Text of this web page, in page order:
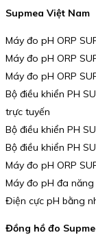
Supmea Việt Nam
Máy đo pH ORP
Máy đo pH ORP
Máy đo pH ORP
Bộ điều khiển PH
trực tuyến
Bộ điều khiển PH
Bộ điều khiển PH
Máy đo pH ORP
Máy đo pH đa
Điện cực pH bằng
Đồng hồ đo